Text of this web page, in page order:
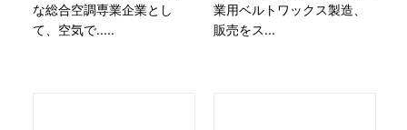
な総合空調専業企業とし
て、空気で.....
業用ベルトワックス製造、
販売をス...